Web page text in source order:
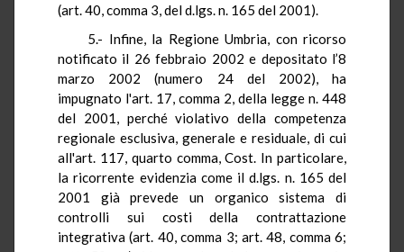
(art. 40, comma 3, del d.lgs. n. 165 del 2001).
5.- Infine, la Regione Umbria, con ricorso
notificato il 26 febbraio 2002 e depositato l’8
marzo 2002 (numero 24 del 2002), ha
impugnato l'art. 17, comma 2, della legge n. 448
del 2001, perché violativo della competenza
regionale esclusiva, generale e residuale, di cui
all'art. 117, quarto comma, Cost. In particolare,
la ricorrente evidenzia come il d.lgs. n. 165 del
2001 già prevede un organico sistema di
controlli sui costi della contrattazione
integrativa (art. 40, comma 3; art. 48, comma 6;